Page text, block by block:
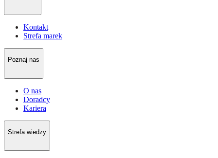
Kontakt
Strefa marek
Poznaj nas
O nas
Doradcy
Kariera
Strefa wiedzy